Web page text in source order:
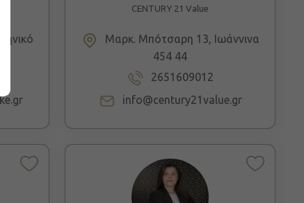
CENTURY 21 Value
Μαρκ. Μπότσαρη 13, Ιωάννινα
454 44
2651609012
info@century21value.gr